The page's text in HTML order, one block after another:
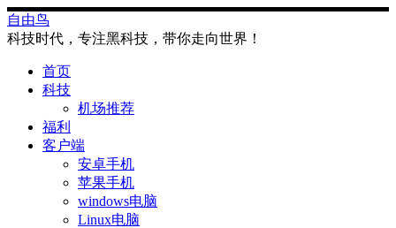
Skip
to
content
自由鸟
科技时代，专注黑科技，带你走向世界！
首页
科技
机场推荐
福利
客户端
安卓手机
苹果手机
windows电脑
Linux电脑